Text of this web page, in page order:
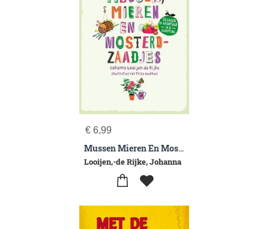
€ 6,99
Mussen Mieren En Mosterdzaadjes
Looijen,-de Rijke, Johanna